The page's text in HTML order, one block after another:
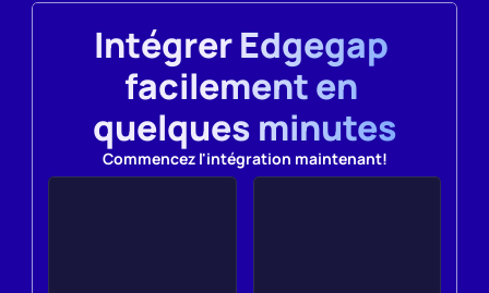
Intégrer Edgegap
facilement en
quelques minutes
Commencez l'intégration maintenant!